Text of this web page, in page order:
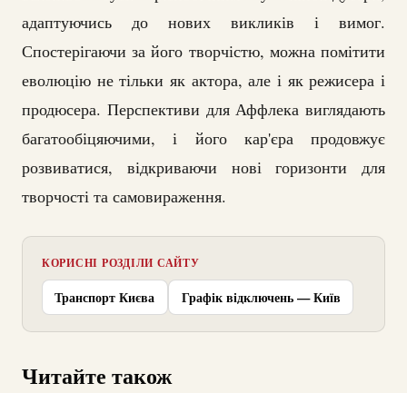
адаптуючись до нових викликів і вимог.
Спостерігаючи за його творчістю, можна помітити
еволюцію не тільки як актора, але і як режисера і
продюсера. Перспективи для Аффлека виглядають
багатообіцяючими, і його кар'єра продовжує
розвиватися, відкриваючи нові горизонти для
творчості та самовираження.
КОРИСНІ РОЗДІЛИ САЙТУ
Транспорт Києва Графік відключень — Київ
Читайте також